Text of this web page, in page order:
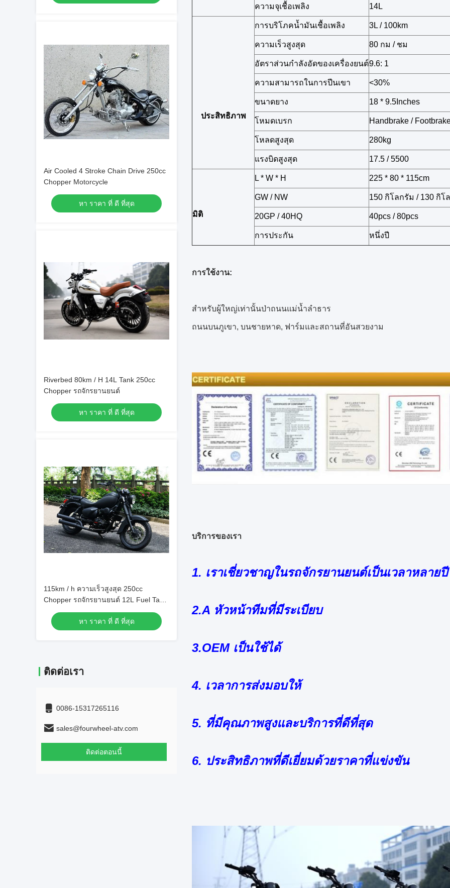
Air Cooled 4 Stroke Chain Drive 250cc
Chopper Motorcycle
หา ราคา ที่ ดี ที่สุด
Riverbed 80km / H 14L Tank 250cc
Chopper รถจักรยานยนต์
หา ราคา ที่ ดี ที่สุด
115km / h ความเร็วสูงสุด 250cc
Chopper รถจักรยานยนต์ 12L Fuel Tank
สำหรับ Forest Road
หา ราคา ที่ ดี ที่สุด
ติดต่อเรา
0086-15317265116
sales@fourwheel-atv.com
ติดต่อตอนนี้
ความจุเชื้อเพลิง 14L
ประสิทธิภาพ
การบริโภคน้ำมันเชื้อเพลิง 3L / 100km
ความเร็วสูงสุด 80 กม / ชม
อัตราส่วนกำลังอัดของเครื่องยนต์9.6: 1
ความสามารถในการปีนเขา <30%
ขนาดยาง 18 * 9.5Inches
โหมดเบรก Handbrake /
โหลดสูงสุด 280kg
แรงบิดสูงสุด 17.5 / 5500
มิติ
L * W * H 225 * 80 * 115cm
GW / NW 150 กิโลกรัม / 130 กิโ
20GP / 40HQ 40pcs / 80pcs
การประกัน หนึ่งปี
การใช้งาน:
สำหรับผู้ใหญ่เท่านั้นป่าถนนแม่น้ำลำธาร
ถนนบนภูเขา, บนชายหาด, ฟาร์มและสถานที่อันสวยงาม
บริการของเรา
1. เราเชี่ยวชาญในรถจักรยานยนต์เป็นเวลาหลายปี
2.A หัวหน้าทีมที่มีระเบียบ
3.OEM เป็นใช้ได้
4. เวลาการส่งมอบให้
5. ที่มีคุณภาพสูงและบริการที่ดีที่สุด
6. ประสิทธิภาพที่ดีเยี่ยมด้วยราคาที่แข่งขัน